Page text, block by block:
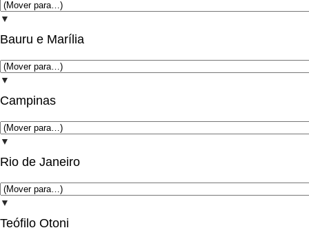
▼
Bauru e Marília
▼
Campinas
▼
Rio de Janeiro
▼
Teófilo Otoni